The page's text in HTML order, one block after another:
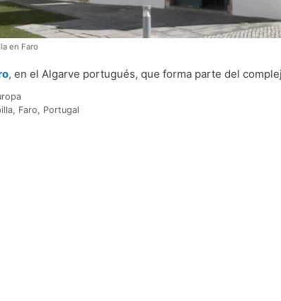
en Faro
, en el Algarve portugués, que forma parte del
, Faro, Portugal